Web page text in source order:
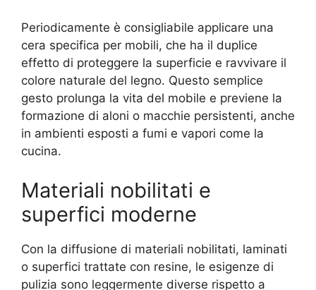
Periodicamente è consigliabile applicare una
cera specifica per mobili, che ha il duplice
effetto di proteggere la superficie e ravvivare il
colore naturale del legno. Questo semplice
gesto prolunga la vita del mobile e previene la
formazione di aloni o macchie persistenti, anche
in ambienti esposti a fumi e vapori come la
cucina.
Materiali nobilitati e
superfici moderne
Con la diffusione di materiali nobilitati, laminati
o superfici trattate con resine, le esigenze di
pulizia sono leggermente diverse rispetto a